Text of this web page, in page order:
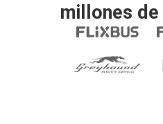
millones